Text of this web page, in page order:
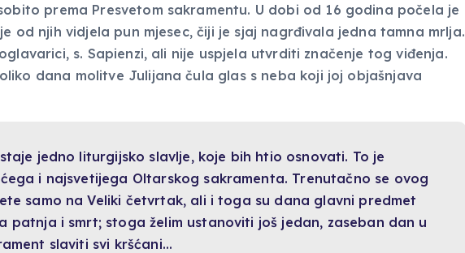
prema Presvetom sakramentu. U dobi od 16 godina počela je
od njih vidjela pun mjesec, čiji je sjaj nagrđivala jedna tamna mrlja.
s. Sapienzi, ali nije uspjela utvrditi značenje tog viđenja.
dana molitve Julijana čula glas s neba koji joj objašnjava
jedno liturgijsko slavlje, koje bih htio osnovati. To je
i najsvetijega Oltarskog sakramenta. Trenutačno se ovog
samo na Veliki četvrtak, ali i toga su dana glavni predmet
patnja i smrt; stoga želim ustanoviti još jedan, zaseban dan u
slaviti svi kršćani…